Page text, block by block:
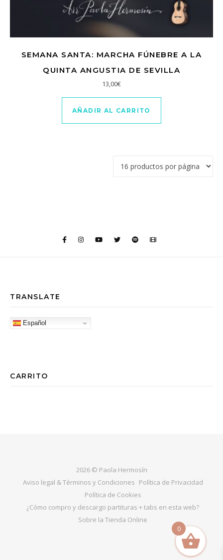
SEMANA SANTA: MARCHA FÚNEBRE A LA
QUINTA ANGUSTIA DE SEVILLA
13,00€
AÑADIR AL CARRITO
TRANSLATE
Español
CARRITO
2026 © Paola Hermosín
Aviso legal & Términos y Condiciones Política de Privacidad
Política de Cookies
¿Cómo compro y descargo partituras + tabs en esta web?
Sobre la Tienda Online
0